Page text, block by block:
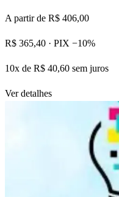
A partir de R$ 406,00
R$ 365,40 · PIX −10%
10x de R$ 40,60 sem juros
Ver detalhes